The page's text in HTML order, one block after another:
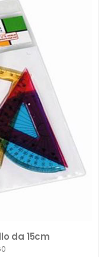
da 15cm